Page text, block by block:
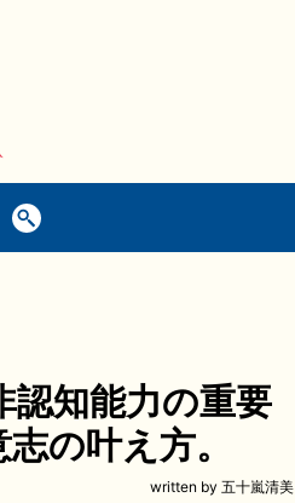
知能力の重要
の叶え方。
written by 五十嵐清美